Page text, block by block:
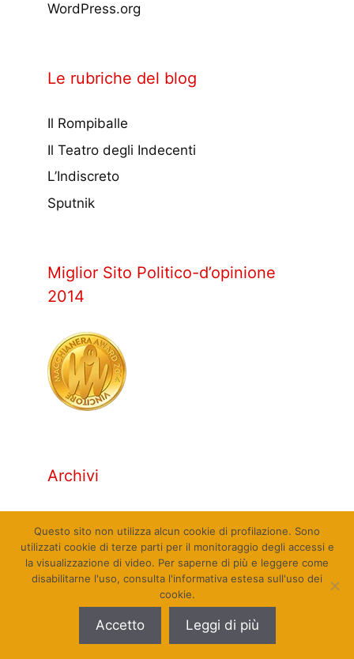
WordPress.org
Le rubriche del blog
Il Rompiballe
Il Teatro degli Indecenti
L’Indiscreto
Sputnik
Miglior Sito Politico-d’opinione
2014
Archivi
© Qualcosa di Sinistra 2010 - 2026. Tutti i diritti
riservati. Sito web realizzato da Pierpaolo Farina
Questo sito non utilizza alcun cookie di profilazione. Sono
utilizzati cookie di terze parti per il monitoraggio degli accessi e
la visualizzazione di video. Per saperne di più e leggere come
disabilitarne l'uso, consulta l'informativa estesa sull'uso dei
cookie.
Accetto Leggi di più